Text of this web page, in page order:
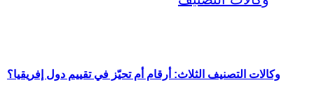
وكالات التصنيف الثلاث: أرقام أم تحيّز في تقييم دول إفريقيا؟